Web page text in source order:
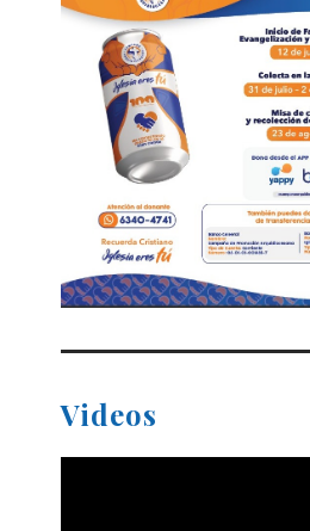
Videos